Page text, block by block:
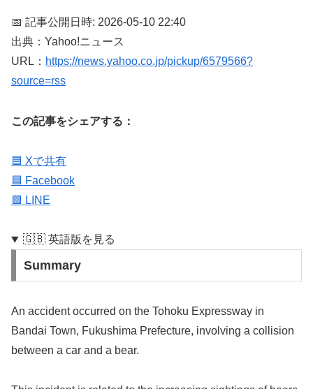
📅 記事公開日時: 2026-05-10 22:40
出典：Yahoo!ニュース
URL： https://news.yahoo.co.jp/pickup/6579566?
source=rss
この記事をシェアする：
🟦 Xで共有
🟦 Facebook
🟩 LINE
🇬🇧 英語版を見る
Summary
An accident occurred on the Tohoku Expressway in
Bandai Town, Fukushima Prefecture, involving a collision
between a car and a bear.